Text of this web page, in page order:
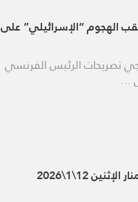
الهجوم “الإسرائيلي” على
تصريحات الرئيس الفرنسي
…
12\1\2026